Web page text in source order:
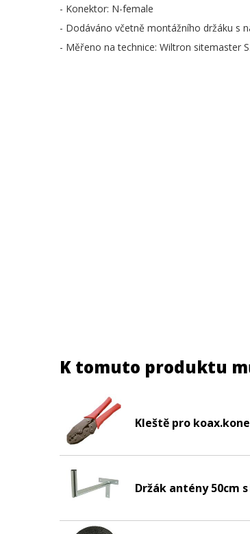
- Konektor: N-female
- Dodáváno včetně montážního držáku s
- Měřeno na technice: Wiltron sitemaster
K tomuto produktu
Kleště pro
Držák antény 50cm